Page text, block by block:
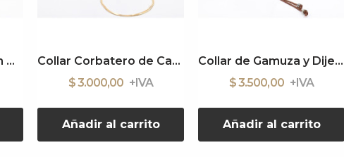
Collar de Gamuza con Dije
Collar Corbatero de Cadena
$ 3.000,00
Añadir al carrito
Collar de Gamuza y Dije Sol Boho
$ 3.500,00
Añadir al carrito